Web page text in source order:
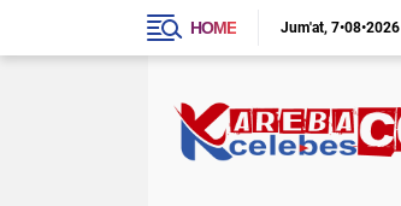
HOME Jum'at 7•08•2026